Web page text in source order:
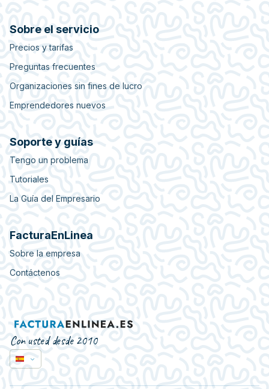
Sobre el servicio
Precios y tarifas
Preguntas frecuentes
Organizaciones sin fines de lucro
Emprendedores nuevos
Soporte y guías
Tengo un problema
Tutoriales
La Guía del Empresario
FacturaEnLinea
Sobre la empresa
Contáctenos
Con usted desde 2010